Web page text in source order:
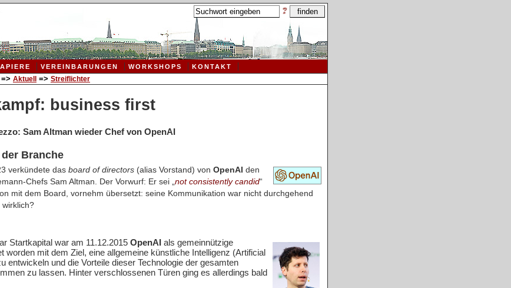
VEREINBARUNGEN WORKSHOPS KONTAKT
=> Aktuell => Streiflichter
business first
Sam Altman wieder Chef von OpenAI
Branche
verkündete das board of directors (alias Vorstand) von OpenAI den
Chefs Sam Altman. Der Vorwurf: Er sei „ not consistently candid“
mit dem Board, vornehm übersetzt: seine Kommunikation war nicht durchgehend
Startkapital war am 11.12.2015 OpenAI als gemeinnützige
worden mit dem Ziel, eine allgemeine künstliche Intelligenz (Artificial
entwickeln und die Vorteile dieser Technologie der gesamten
zu lassen. Hinter verschlossenen Türen ging es allerdings bald